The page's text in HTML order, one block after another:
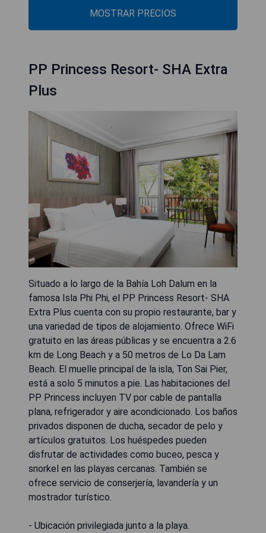
MOSTRAR PRECIOS
PP Princess Resort- SHA Extra
Plus
Situado a lo largo de la Bahía Loh Dalum en la
famosa Isla Phi Phi, el PP Princess Resort- SHA
Extra Plus cuenta con su propio restaurante, bar y
una variedad de tipos de alojamiento. Ofrece WiFi
gratuito en las áreas públicas y se encuentra a 2.6
km de Long Beach y a 50 metros de Lo Da Lam
Beach. El muelle principal de la isla, Ton Sai Pier,
está a solo 5 minutos a pie. Las habitaciones del
PP Princess incluyen TV por cable de pantalla
plana, refrigerador y aire acondicionado. Los baños
privados disponen de ducha, secador de pelo y
artículos gratuitos. Los huéspedes pueden
disfrutar de actividades como buceo, pesca y
snorkel en las playas cercanas. También se
ofrece servicio de conserjería, lavandería y un
mostrador turístico.
- Ubicación privilegiada junto a la playa.